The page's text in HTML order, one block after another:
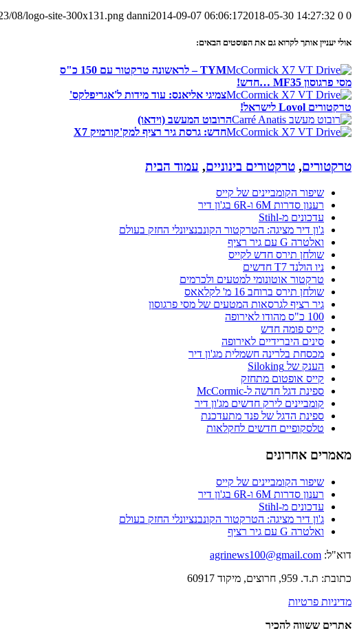
0
0
08/logo-site-300x131.png danni2014-09-07 06:06:172018-05-30 14:27:32
אולי יעניין אותך לקרוא גם את הפוסטים הבאים:
TYM – לראשונה טרקטור עם 150 כ"ס
מסי פרגוסון MF35 …חדש!
צמיגי אליאנס: עוד מידות ל'אגריפלקס'
טרקטורים Lovol לישראל!
הרובוט המעשב (וידאו)
חדש: גרסת גיר רציף למק'קורמיק X7
טרקטורים, טרקטורים בינוניים, עמוד הבית
שיפור הקומביינים של קייס
רענון סדרות 6M ו-6R בג'ון דיר
עדכונים מ-Stihl
ג'ון דיר מציגה: הטרקטור הקונבנציונלי החזק בעולם
ואלטרה G עם גיר רציף
שולחן תירס חדש לקייס
ניו הולנד T7 חדשים
טרקטור אוטונומי למטעים ולכרמים
שולחן תירס ברוחב 16 מ' לקלאאס
גיר רציף לגרסאות המטעים של מסי פרגוסון
100 כ"ס מהודו לאירופה
קייס פומה חדש
סינים היברידיים לאירופה
מכסחת בלרינה חשמלית מג'ון דיר
הענק של Siloking
קייס אופטום מתחזק
ספינת דגל חדשה ל-McCormic
קומביינים לירק חדשים מג'ון דיר
ספינת הדגל של פנד מתעדכנת
טלסקופיים חדשים לחקלאות
מאמרים אחרונים
שיפור הקומביינים של קייס
רענון סדרות 6M ו-6R בג'ון דיר
עדכונים מ-Stihl
ג'ון דיר מציגה: הטרקטור הקונבנציונלי החזק בעולם
ואלטרה G עם גיר רציף
דוא"ל: agrinews100@gmail.com
כתובת: ת.ד. 959, חרוצים, מיקוד 60917
מדיניות פרטיות
אתרים ששווה להכיר